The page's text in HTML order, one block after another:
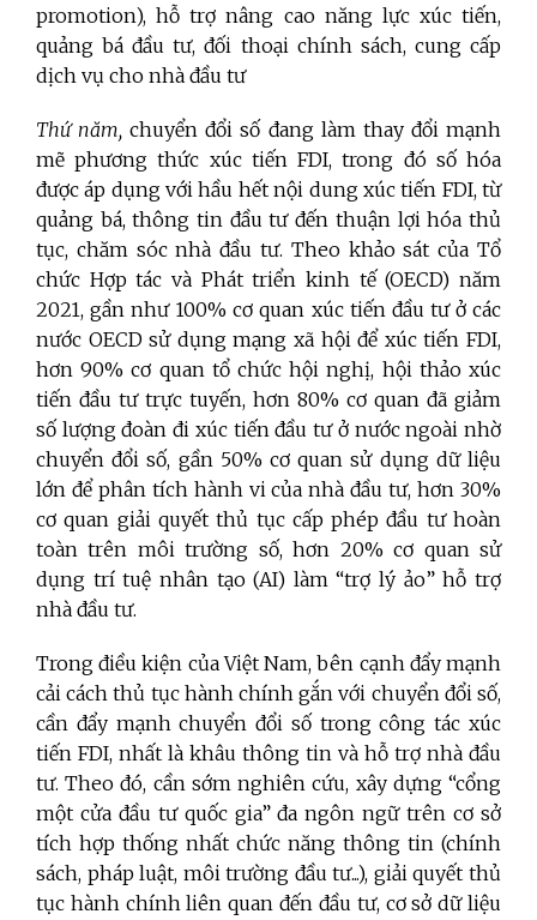
promotion), hỗ trợ nâng cao năng lực xúc tiến,
quảng bá đầu tư, đối thoại chính sách, cung cấp
dịch vụ cho nhà đầu tư
Thứ năm, chuyển đổi số đang làm thay đổi mạnh
mẽ phương thức xúc tiến FDI, trong đó số hóa
được áp dụng với hầu hết nội dung xúc tiến FDI, từ
quảng bá, thông tin đầu tư đến thuận lợi hóa thủ
tục, chăm sóc nhà đầu tư. Theo khảo sát của Tổ
chức Hợp tác và Phát triển kinh tế (OECD) năm
2021, gần như 100% cơ quan xúc tiến đầu tư ở các
nước OECD sử dụng mạng xã hội để xúc tiến FDI,
hơn 90% cơ quan tổ chức hội nghị, hội thảo xúc
tiến đầu tư trực tuyến, hơn 80% cơ quan đã giảm
số lượng đoàn đi xúc tiến đầu tư ở nước ngoài nhờ
chuyển đổi số, gần 50% cơ quan sử dụng dữ liệu
lớn để phân tích hành vi của nhà đầu tư, hơn 30%
cơ quan giải quyết thủ tục cấp phép đầu tư hoàn
toàn trên môi trường số, hơn 20% cơ quan sử
dụng trí tuệ nhân tạo (AI) làm “trợ lý ảo” hỗ trợ
nhà đầu tư.
Trong điều kiện của Việt Nam, bên cạnh đẩy mạnh
cải cách thủ tục hành chính gắn với chuyển đổi số,
cần đẩy mạnh chuyển đổi số trong công tác xúc
tiến FDI, nhất là khâu thông tin và hỗ trợ nhà đầu
tư. Theo đó, cần sớm nghiên cứu, xây dựng “cổng
một cửa đầu tư quốc gia” đa ngôn ngữ trên cơ sở
tích hợp thống nhất chức năng thông tin (chính
sách, pháp luật, môi trường đầu tư...), giải quyết thủ
tục hành chính liên quan đến đầu tư, cơ sở dữ liệu